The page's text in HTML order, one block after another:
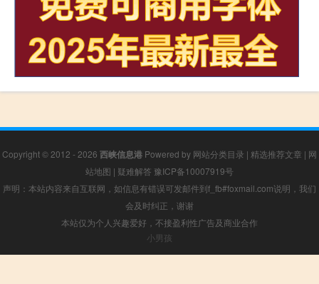
Copyright © 2012 - 2026 西峡信息港 Powered by 网站分类目录 | 精选推荐文章 | 网
站地图 | 疑难解答 豫ICP备10007919号
声明：本站内容来自互联网，如信息有错误可发邮件到f_fb#foxmail.com说明，我们
会及时纠正，谢谢
本站仅为个人兴趣爱好，不接盈利性广告及商业合作
小男孩